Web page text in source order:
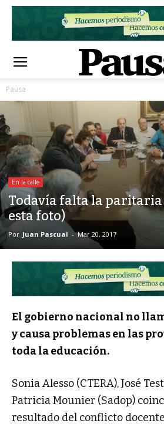
Pausa
En la calle
Todavía falta la
esta foto)
Por Juan Pascual - Mar 20, 2017
El gobierno nacional no
y causa problemas en las
toda la educación.
Sonia Alesso (CTERA), José
Patricia Mounier (Sadop)
resultado del conflicto